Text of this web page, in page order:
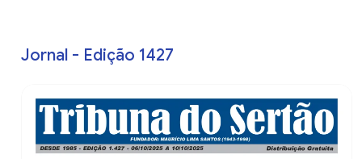
Jornal - Edição 1427